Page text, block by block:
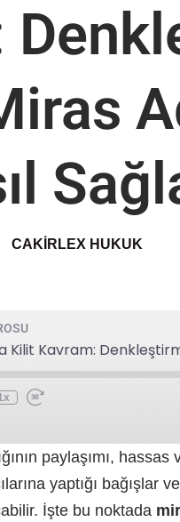
CAKIRLEX HUKUK
paylaşımı,
yaptığı bağışlar
İşte bu noktada